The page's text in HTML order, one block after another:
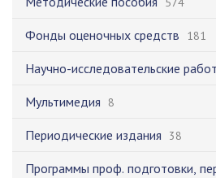
Фонды оценочных средств 181
Научно-исследовательские
Мультимедия 8
Периодические издания 38
Программы проф. подготовки,